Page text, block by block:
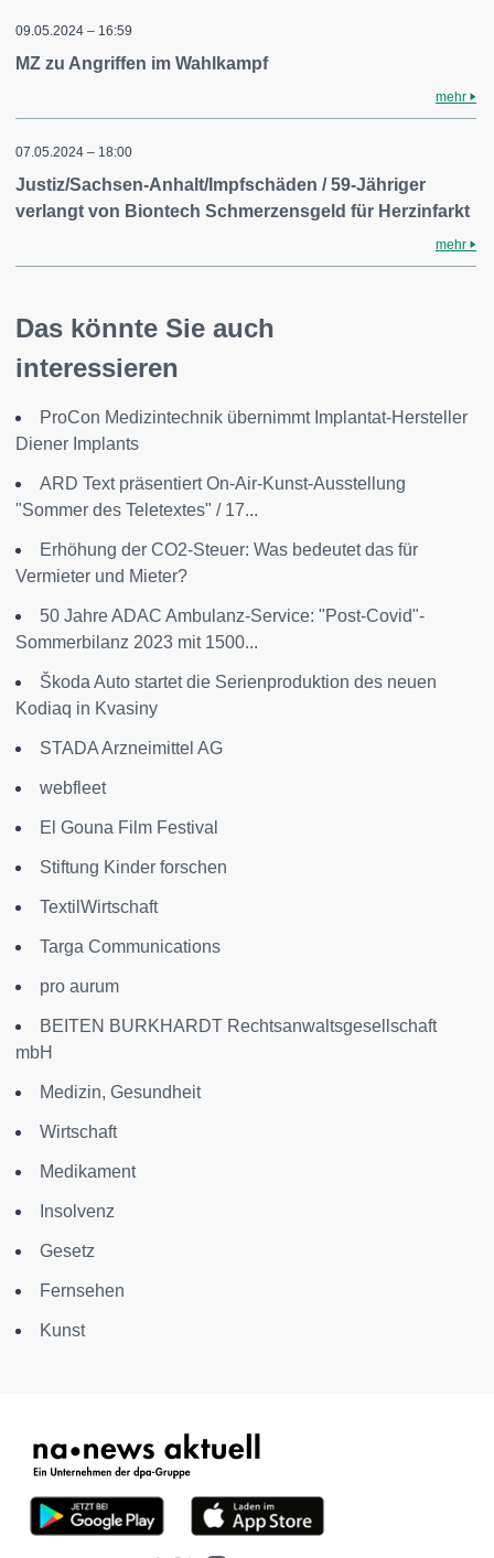
09.05.2024 – 16:59
MZ zu Angriffen im Wahlkampf
mehr
07.05.2024 – 18:00
Justiz/Sachsen-Anhalt/Impfschäden / 59-Jähriger
verlangt von Biontech Schmerzensgeld für Herzinfarkt
mehr
Das könnte Sie auch
interessieren
ProCon Medizintechnik übernimmt Implantat-Hersteller
Diener Implants
ARD Text präsentiert On-Air-Kunst-Ausstellung
"Sommer des Teletextes" / 17...
Erhöhung der CO2-Steuer: Was bedeutet das für
Vermieter und Mieter?
50 Jahre ADAC Ambulanz-Service: "Post-Covid"-
Sommerbilanz 2023 mit 1500...
Škoda Auto startet die Serienproduktion des neuen
Kodiaq in Kvasiny
STADA Arzneimittel AG
webfleet
El Gouna Film Festival
Stiftung Kinder forschen
TextilWirtschaft
Targa Communications
pro aurum
BEITEN BURKHARDT Rechtsanwaltsgesellschaft
mbH
Medizin, Gesundheit
Wirtschaft
Medikament
Insolvenz
Gesetz
Fernsehen
Kunst